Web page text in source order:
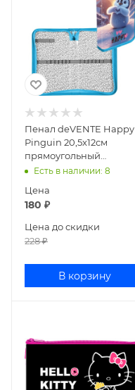
Пенал deVENTE Happy
Pinguin 20,5x12см
прямоугольный
ламинированный
Есть в наличии: 8
Цена
180 ₽
Цена до скидки
228₽
В корзину